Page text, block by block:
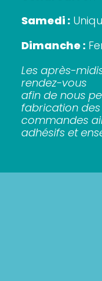
Samedi :
Dimanche :
Les après-
rendez-vous
afin de nous
fabrication des
commandes
adhésifs et